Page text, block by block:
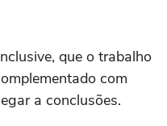
que o trabalho
com
a conclusões.